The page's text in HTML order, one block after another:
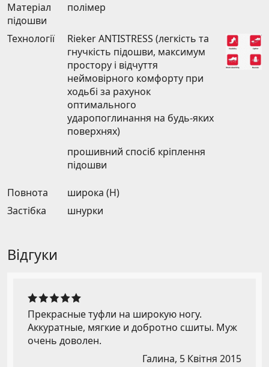
Матеріал
підошви
полімер
Технології
Rieker ANTISTRESS (легкість та
гнучкість підошви, максимум
простору і відчуття
неймовірного комфорту при
ходьбі за рахунок
оптимального
ударопоглинання на будь-яких
поверхнях)
прошивний спосіб кріплення
підошви
Повнота
широка (H)
Застібка
шнурки
Відгуки
Прекрасные туфли на широкую ногу.
Аккуратные, мягкие и добротно сшиты. Муж
очень доволен.
Галина, 5 Квітня 2015